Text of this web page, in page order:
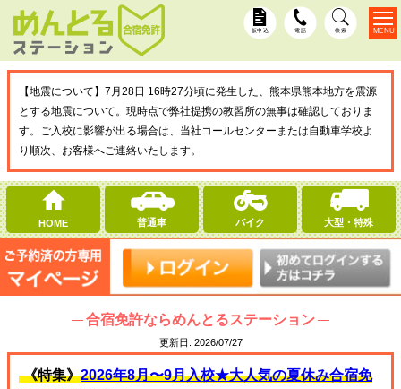
仮申込 電話 検索
【地震について】7月28日 16時27分頃に発生した、熊本県熊本地方を震源
とする地震について。現時点で弊社提携の教習所の無事は確認しておりま
す。ご入校に影響が出る場合は、当社コールセンターまたは自動車学校よ
り順次、お客様へご連絡いたします。
HOME 普通車 バイク 大型・特殊
MENU
合宿免許ならめんとるステーション
更新日: 2026/07/27
《特集》2026年8月〜9月入校★大人気の夏休み合宿免